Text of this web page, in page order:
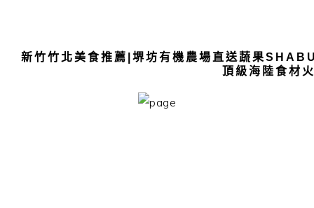
新竹竹北美食推薦|堺坊有機農場直送蔬果
頂級海陸食材